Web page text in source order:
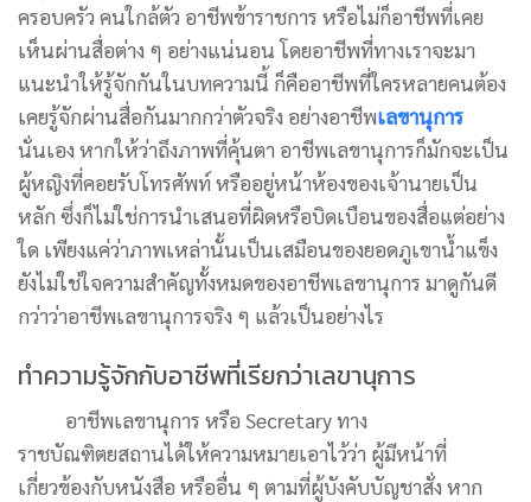
ครอบครัว คนใกล้ตัว อาชีพข้าราชการ หรือไม่ก็อาชีพที่เคย
เห็นผ่านสื่อต่าง ๆ อย่างแน่นอน โดยอาชีพที่ทางเราจะมา
แนะนำให้รู้จักกันในบทความนี้ ก็คืออาชีพที่ใครหลายคนต้อง
เคยรู้จักผ่านสื่อกันมากกว่าตัวจริง อย่างอาชีพเลขานุการ
นั่นเอง หากให้ว่าถึงภาพที่คุ้นตา อาชีพเลขานุการก็มักจะเป็น
ผู้หญิงที่คอยรับโทรศัพท์ หรืออยู่หน้าห้องของเจ้านายเป็น
หลัก ซึ่งก็ไม่ใช่การนำเสนอที่ผิดหรือบิดเบือนของสื่อแต่อย่าง
ใด เพียงแค่ว่าภาพเหล่านั้นเป็นเสมือนของยอดภูเขาน้ำแข็ง
ยังไม่ใช่ใจความสำคัญทั้งหมดของอาชีพเลขานุการ มาดูกันดี
กว่าว่าอาชีพเลขานุการจริง ๆ แล้วเป็นอย่างไร
ทำความรู้จักกับอาชีพที่เรียกว่าเลขานุการ
อาชีพเลขานุการ หรือ Secretary ทาง
ราชบัณฑิตยสถานได้ให้ความหมายเอาไว้ว่า ผู้มีหน้าที่
เกี่ยวข้องกับหนังสือ หรืออื่น ๆ ตามที่ผู้บังคับบัญชาสั่ง หาก